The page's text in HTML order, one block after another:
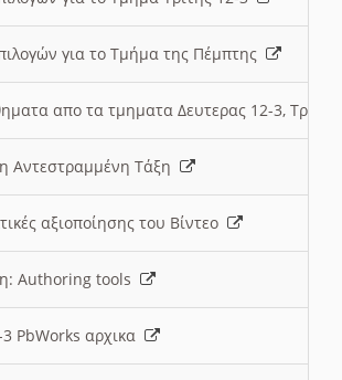
για το Τμήμα της Πέμπτης
απο τα τμηματα Δευτερας 12-3,
Αντεστραμμένη Τάξη
αξιοποίησης του Βίντεο
Authoring tools
PbWorks αρχικα